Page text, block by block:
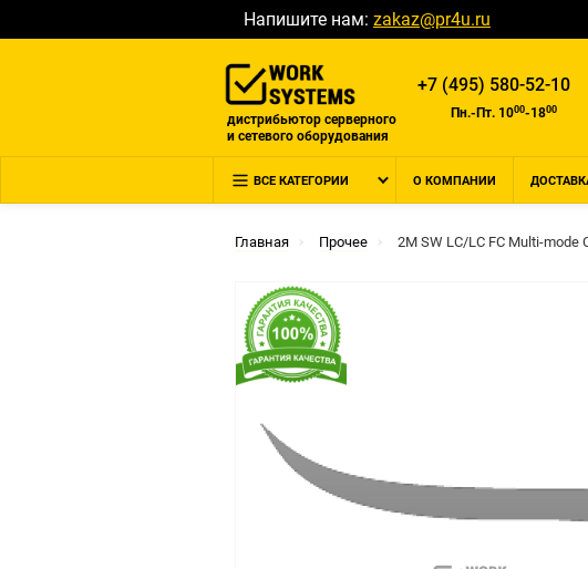
Напишите нам: zakaz@pr4u.ru
дистрибьютор серверного
и сетевого оборудования
+7 (495) 580-52-10
Пн.-Пт. 1000-1800
ВСЕ КАТЕГОРИИ О КОМПАНИИ
Главная Прочее 2M SW LC/LC FC Multi-mode